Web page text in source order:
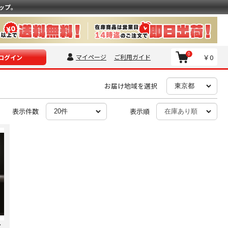
。
グイン マイページ ご利用ガイド ￥0
0
お届け地域を選択
表示件数 表示順